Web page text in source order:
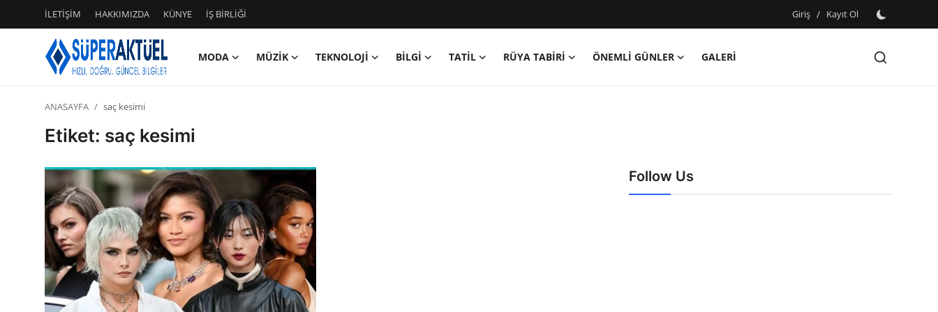
İLETİŞİM HAKKIMIZDA KÜNYE İŞ BİRLİĞİ Giriş / Kayıt Ol
MODA MÜZİK TEKNOLOJİ BİLGİ TATİL RÜYA TABİRİ ÖNEMLİ GÜNLER
GALERİ
Giriş
Kayıt Ol
KÜNYE
İŞ BİRLİĞİ
MÜZİK
ANASAYFA saç kesimi
Etiket: saç kesimi
Follow Us